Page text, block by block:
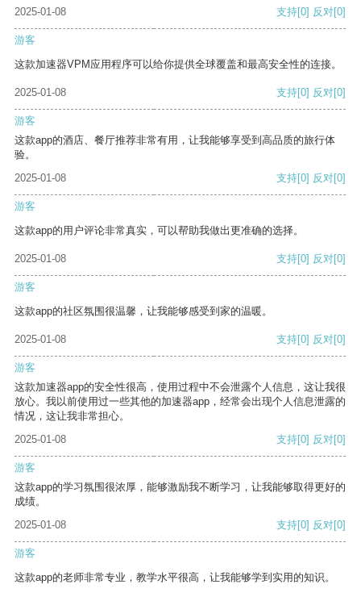
2025-01-08 支持[0] 反对[0]
游客
这款加速器VPM应用程序可以给你提供全球覆盖和最高安全性的连接。
2025-01-08 支持[0] 反对[0]
游客
这款app的酒店、餐厅推荐非常有用，让我能够享受到高品质的旅行体
验。
2025-01-08
支持[0] 反对[0]
游客
这款app的用户评论非常真实，可以帮助我做出更准确的选择。
2025-01-08 支持[0] 反对[0]
游客
这款app的社区氛围很温馨，让我能够感受到家的温暖。
2025-01-08 支持[0] 反对[0]
游客
这款加速器app的安全性很高，使用过程中不会泄露个人信息，这让我很
放心。我以前使用过一些其他的加速器app，经常会出现个人信息泄露的
情况，这让我非常担心。
2025-01-08
支持[0] 反对[0]
游客
这款app的学习氛围很浓厚，能够激励我不断学习，让我能够取得更好的
成绩。
2025-01-08
支持[0] 反对[0]
游客
这款app的老师非常专业，教学水平很高，让我能够学到实用的知识。